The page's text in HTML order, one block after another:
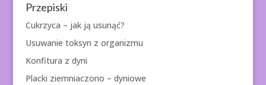
Przepiski
Cukrzyca – jak ją usunąć?
Usuwanie toksyn z organizmu
Konfitura z dyni
Placki ziemniaczono – dyniowe